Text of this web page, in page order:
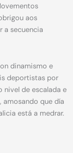
aos
secuencia
dinamismo e
deportistas por
nivel de escalada e
que día
está a medrar.